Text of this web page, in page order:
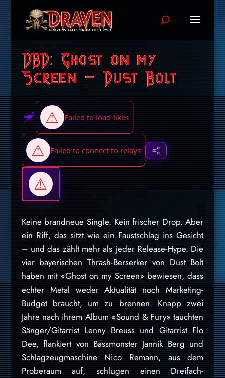
DBD: Ghost on my
Screen – Dust Bolt
Keine brandneue Single. Kein frischer Drop. Aber
ein Riff, das sitzt wie ein Faustschlag ins Gesicht
– und das zählt mehr als jeder Release-Hype. Die
vier bayerischen Thrash-Berserker von Dust Bolt
haben mit «Ghost on my Screen» bewiesen, dass
echter Metal weder Aktualität noch Marketing-
Budget braucht, um zu brennen. Knapp zwei
Jahre nach ihrem Album «Sound & Fury» tauchten
Sänger/Gitarrist Lenny Breuss und Gitarrist Flo
Dee, flankiert von Bassmonster Jannik Berg und
Schlagzeugmaschine Nico Remann, aus dem
Proberaum auf, schlugen einen Dreifach-